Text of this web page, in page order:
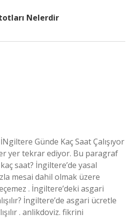
Nelerdir
Günde Kaç Saat Çalışıyor
yer tekrar ediyor. Bu paragraf
saat? İngiltere’de yasal
mesai dahil olmak üzere
. İngiltere’deki asgari
İngiltere’de asgari ücretle
. anlikdoviz. fikrini